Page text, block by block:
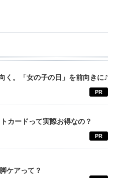
く。「女の子の日」を前向きに♪
PR
カードって実際お得なの？
PR
ケアって？